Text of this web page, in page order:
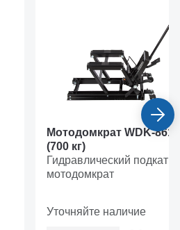
Мотодомкрат WDK-
(700 кг)
Гидравлический
мотодомкрат
Уточняйте наличие